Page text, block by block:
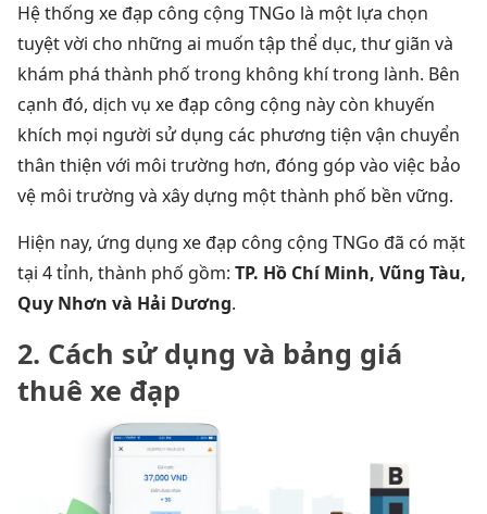
Hệ thống xe đạp công cộng TNGo là một lựa chọn
tuyệt vời cho những ai muốn tập thể dục, thư giãn và
khám phá thành phố trong không khí trong lành. Bên
cạnh đó, dịch vụ xe đạp công cộng này còn khuyến
khích mọi người sử dụng các phương tiện vận chuyển
thân thiện với môi trường hơn, đóng góp vào việc bảo
vệ môi trường và xây dựng một thành phố bền vững.
Hiện nay, ứng dụng xe đạp công cộng TNGo đã có mặt
tại 4 tỉnh, thành phố gồm: TP. Hồ Chí Minh, Vũng Tàu,
Quy Nhơn và Hải Dương.
2. Cách sử dụng và bảng giá
thuê xe đạp